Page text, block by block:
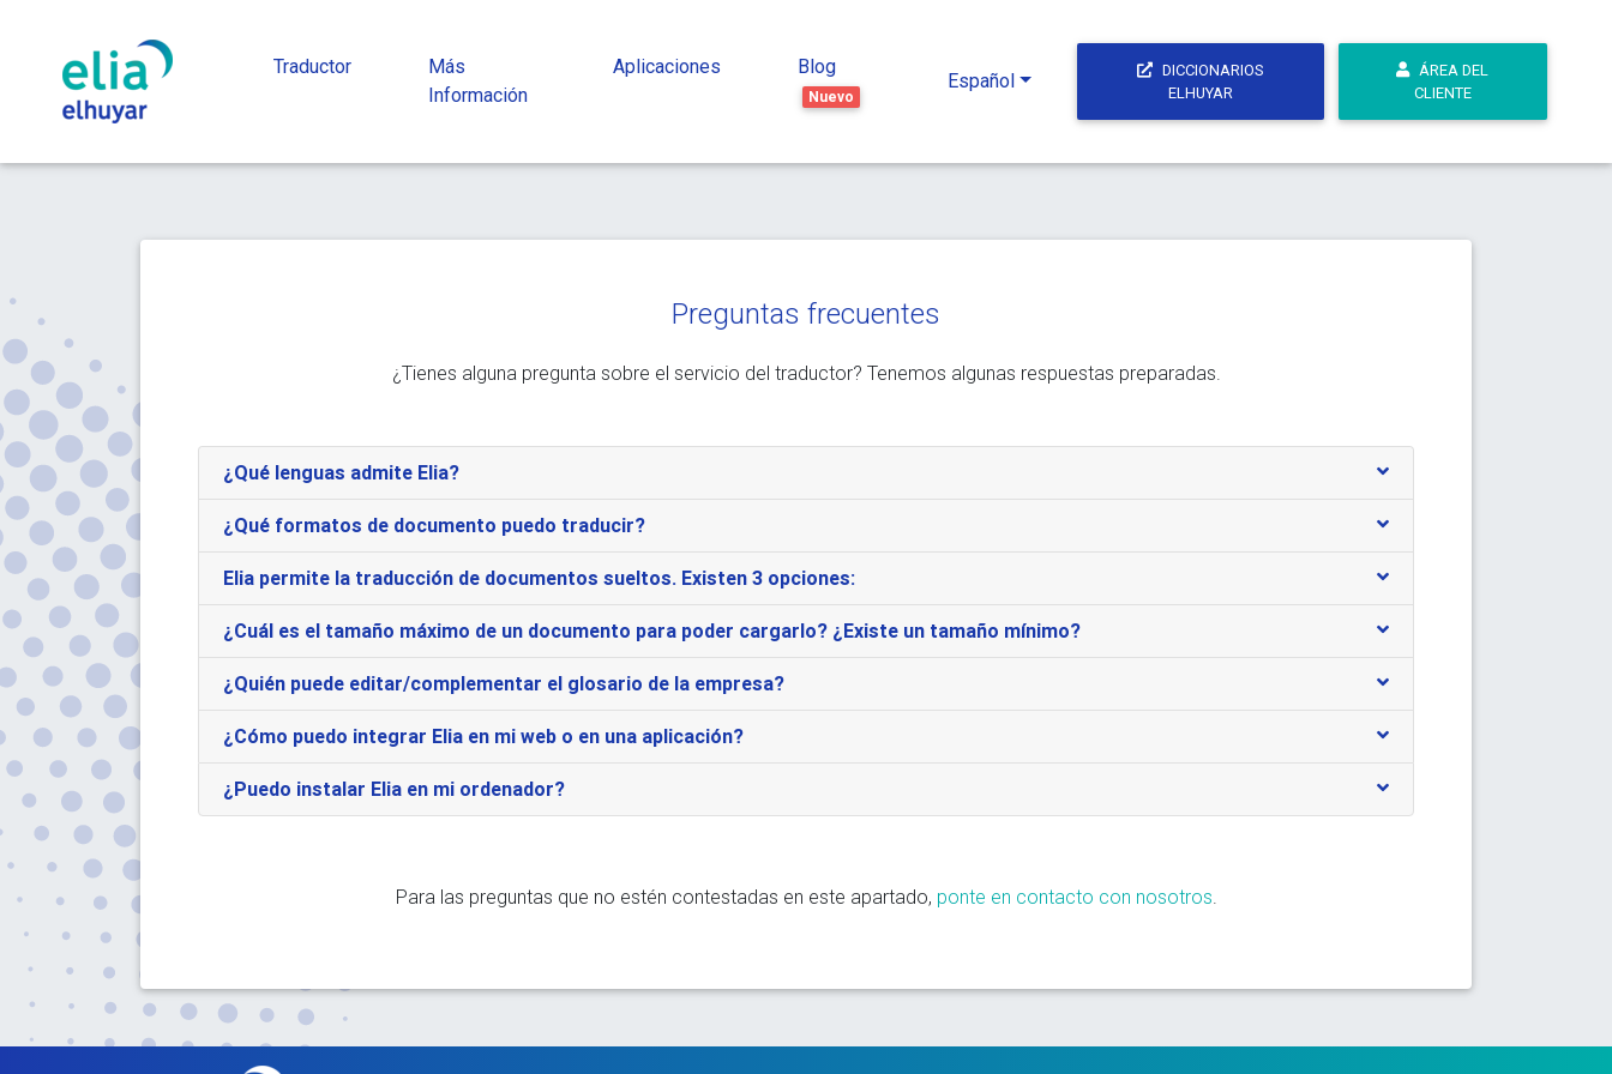
Traductor
Más
Información
Aplicaciones Blog
Nuevo
Español
DICCIONARIOS
ELHUYAR
ÁREA DEL
CLIENTE
Preguntas frecuentes
¿Tienes alguna pregunta sobre el servicio del traductor? Tenemos algunas respuestas preparadas.
¿Qué lenguas admite Elia?
¿Qué formatos de documento puedo traducir?
Elia permite la traducción de documentos sueltos. Existen 3 opciones:
¿Cuál es el tamaño máximo de un documento para poder cargarlo? ¿Existe un tamaño mínimo?
¿Quién puede editar/complementar el glosario de la empresa?
¿Cómo puedo integrar Elia en mi web o en una aplicación?
¿Puedo instalar Elia en mi ordenador?
Para las preguntas que no estén contestadas en este apartado, ponte en contacto con nosotros.